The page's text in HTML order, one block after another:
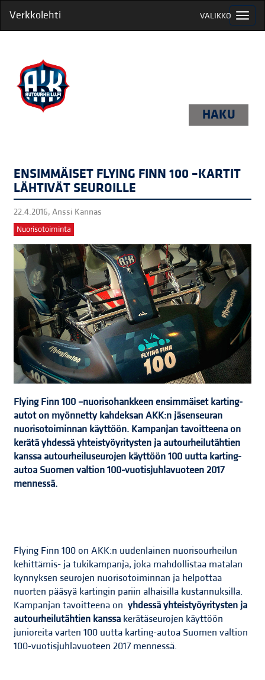
VALIKKO
Verkkolehti
HAKU
ENSIMMÄISET FLYING FINN 100 –KARTIT
LÄHTIVÄT SEUROILLE
22.4.2016,Anssi Kannas
Nuorisotoiminta
Flying Finn 100 –nuorisohankkeen ensimmäiset karting-
autot on myönnetty kahdeksan AKK:n jäsenseuran
nuorisotoiminnan käyttöön. Kampanjan tavoitteena on
kerätä yhdessä yhteistyöyritysten ja autourheilutähtien
kanssa autourheiluseurojen käyttöön 100 uutta karting-
autoa Suomen valtion 100-vuotisjuhlavuoteen 2017
mennessä.
Flying Finn 100 on AKK:n uudenlainen nuorisourheilun
kehittämis- ja tukikampanja, joka mahdollistaa matalan
kynnyksen seurojen nuorisotoiminnan ja helpottaa
nuorten pääsyä kartingin pariin alhaisilla kustannuksilla.
Kampanjan tavoitteena onyhdessä yhteistyöyritysten ja
autourheilutähtien kanssa kerätäseurojen käyttöön
junioreita varten 100 uutta karting-autoa Suomen valtion
100-vuotisjuhlavuoteen 2017 mennessä.